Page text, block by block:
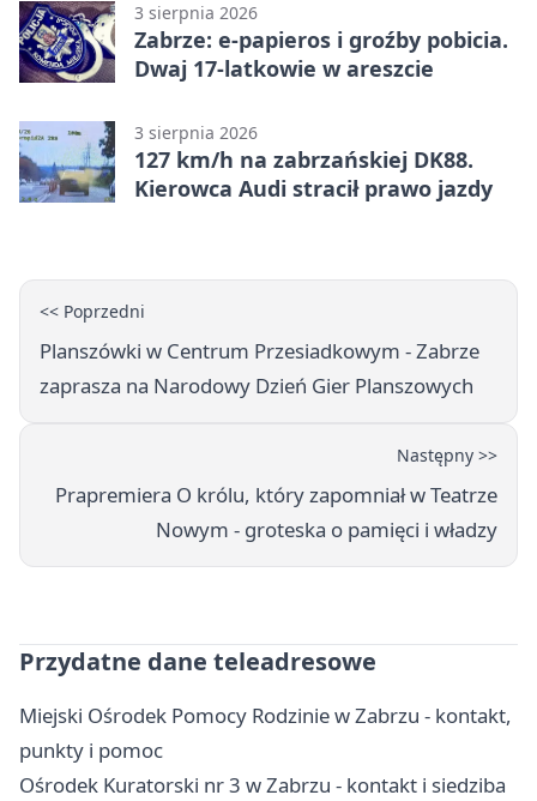
3 sierpnia 2026
Zabrze: e-papieros i groźby pobicia.
Dwaj 17-latkowie w areszcie
3 sierpnia 2026
127 km/h na zabrzańskiej DK88.
Kierowca Audi stracił prawo jazdy
<< Poprzedni
Planszówki w Centrum Przesiadkowym - Zabrze
zaprasza na Narodowy Dzień Gier Planszowych
Następny >>
Prapremiera O królu, który zapomniał w Teatrze
Nowym - groteska o pamięci i władzy
Przydatne dane teleadresowe
Miejski Ośrodek Pomocy Rodzinie w Zabrzu - kontakt,
punkty i pomoc
Ośrodek Kuratorski nr 3 w Zabrzu - kontakt i siedziba